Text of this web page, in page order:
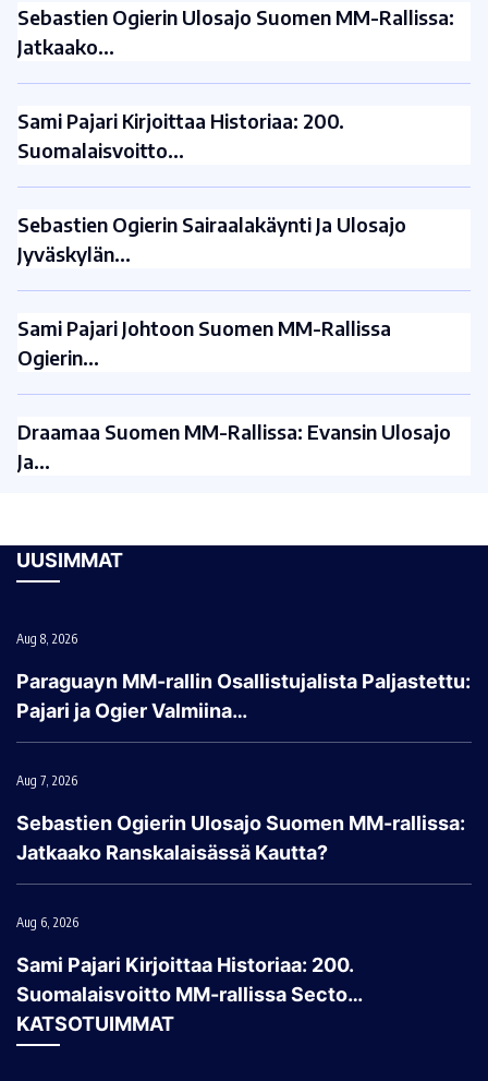
Sebastien Ogierin Ulosajo Suomen MM-Rallissa:
Jatkaako…
Sami Pajari Kirjoittaa Historiaa: 200.
Suomalaisvoitto…
Sebastien Ogierin Sairaalakäynti Ja Ulosajo
Jyväskylän…
Sami Pajari Johtoon Suomen MM-Rallissa
Ogierin…
Draamaa Suomen MM-Rallissa: Evansin Ulosajo
Ja…
UUSIMMAT
Aug 8, 2026
Paraguayn MM-rallin Osallistujalista Paljastettu:
Pajari ja Ogier Valmiina…
Aug 7, 2026
Sebastien Ogierin Ulosajo Suomen MM-rallissa:
Jatkaako Ranskalaisässä Kautta?
Aug 6, 2026
Sami Pajari Kirjoittaa Historiaa: 200.
Suomalaisvoitto MM-rallissa Secto…
KATSOTUIMMAT